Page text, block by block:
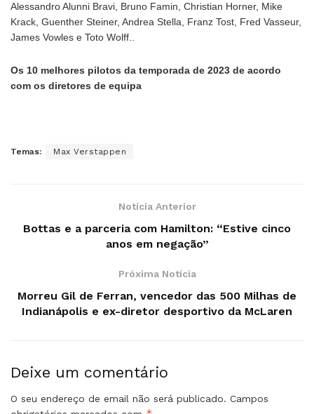
Alessandro Alunni Bravi, Bruno Famin, Christian Horner, Mike
Krack, Guenther Steiner, Andrea Stella, Franz Tost, Fred Vasseur,
James Vowles e Toto Wolff..
Os 10 melhores pilotos da temporada de 2023 de acordo
com os diretores de equipa
Temas: Max Verstappen
Notícia Anterior
Bottas e a parceria com Hamilton: “Estive cinco
anos em negação”
Próxima Notícia
Morreu Gil de Ferran, vencedor das 500 Milhas de
Indianápolis e ex-diretor desportivo da McLaren
Deixe um comentário
O seu endereço de email não será publicado. Campos